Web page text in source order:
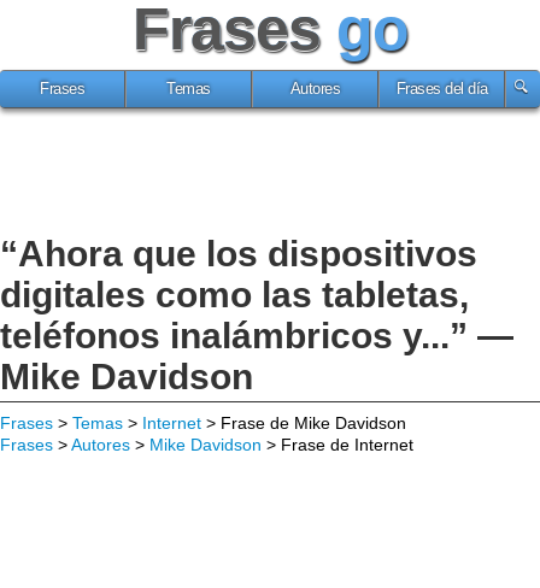
Frases go
Frases Temas Autores Frases del día
“Ahora que los dispositivos
digitales como las tabletas,
teléfonos inalámbricos y...” —
Mike Davidson
Frases > Temas > Internet > Frase de Mike Davidson
Frases >Autores > Mike Davidson > Frase de Internet